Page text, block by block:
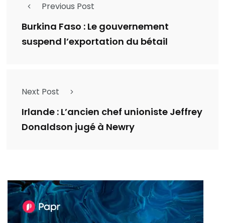
Previous Post
Burkina Faso : Le gouvernement
suspend l’exportation du bétail
Next Post
Irlande : L’ancien chef unioniste Jeffrey
Donaldson jugé à Newry